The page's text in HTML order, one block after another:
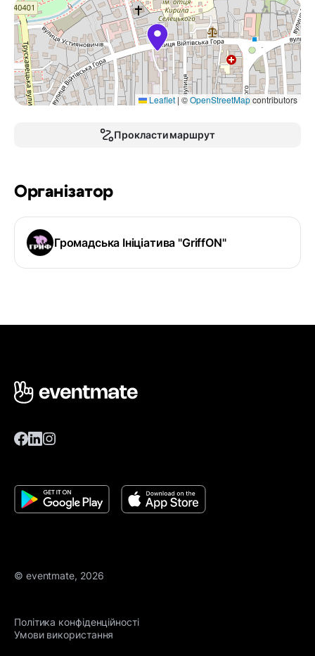
Leaflet | ©OpenStreetMapcontributors
Прокласти маршрут
Організатор
Громадська Ініціатива "GriffON"
© eventmate, 2026
Політика конфіденційності
Умови використання